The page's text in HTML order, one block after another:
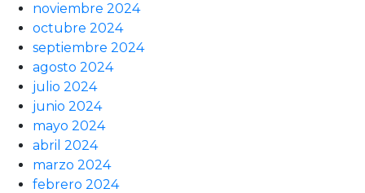
noviembre 2024
octubre 2024
septiembre 2024
agosto 2024
julio 2024
junio 2024
mayo 2024
abril 2024
marzo 2024
febrero 2024